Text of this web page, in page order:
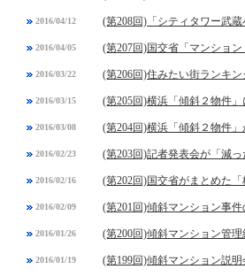
2016/04/12 (第208回)「シティタワー武
2016/04/05 (第207回)国交省「マンショ
2016/03/22 (第206回)住みたい街ランキン
2016/03/15 (第205回)横浜「傾斜２物件
2016/03/08 (第204回)横浜「傾斜２物件
2016/02/23 (第203回)記者発表会が「減っ
2016/02/16 (第202回)国交省がまとめた
2016/02/09 (第201回)傾斜マンション事件
2016/01/26 (第200回)傾斜マンション管
2016/01/19 (第199回)傾斜マンション説